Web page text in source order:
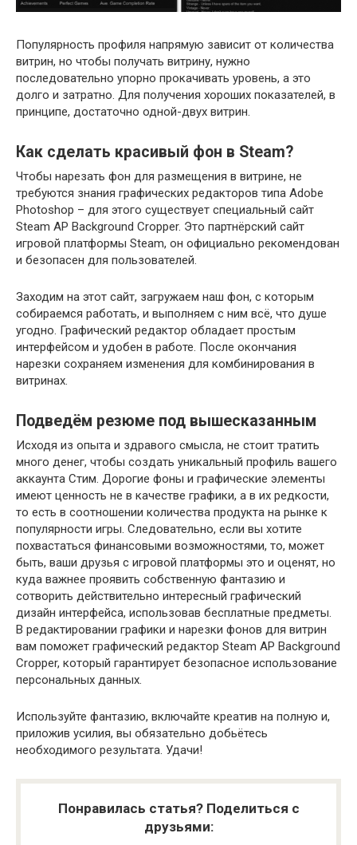
Популярность профиля напрямую зависит от количества
витрин, но чтобы получать витрину, нужно
последовательно упорно прокачивать уровень, а это
долго и затратно. Для получения хороших показателей, в
принципе, достаточно одной-двух витрин.
Как сделать красивый фон в Steam?
Чтобы нарезать фон для размещения в витрине, не
требуются знания графических редакторов типа Adobe
Photoshop – для этого существует специальный сайт
Steam AP Background Cropper. Это партнёрский сайт
игровой платформы Steam, он официально рекомендован
и безопасен для пользователей.
Заходим на этот сайт, загружаем наш фон, с которым
собираемся работать, и выполняем с ним всё, что душе
угодно. Графический редактор обладает простым
интерфейсом и удобен в работе. После окончания
нарезки сохраняем изменения для комбинирования в
витринах.
Подведём резюме под вышесказанным
Исходя из опыта и здравого смысла, не стоит тратить
много денег, чтобы создать уникальный профиль вашего
аккаунта Стим. Дорогие фоны и графические элементы
имеют ценность не в качестве графики, а в их редкости,
то есть в соотношении количества продукта на рынке к
популярности игры. Следовательно, если вы хотите
похвастаться финансовыми возможностями, то, может
быть, ваши друзья с игровой платформы это и оценят, но
куда важнее проявить собственную фантазию и
сотворить действительно интересный графический
дизайн интерфейса, использовав бесплатные предметы.
В редактировании графики и нарезки фонов для витрин
вам поможет графический редактор Steam AP Background
Cropper, который гарантирует безопасное использование
персональных данных.
Используйте фантазию, включайте креатив на полную и,
приложив усилия, вы обязательно добьётесь
необходимого результата. Удачи!
Понравилась статья? Поделиться с
друзьями: